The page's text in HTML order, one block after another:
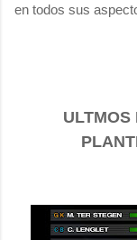
en todos sus
ULTMOS